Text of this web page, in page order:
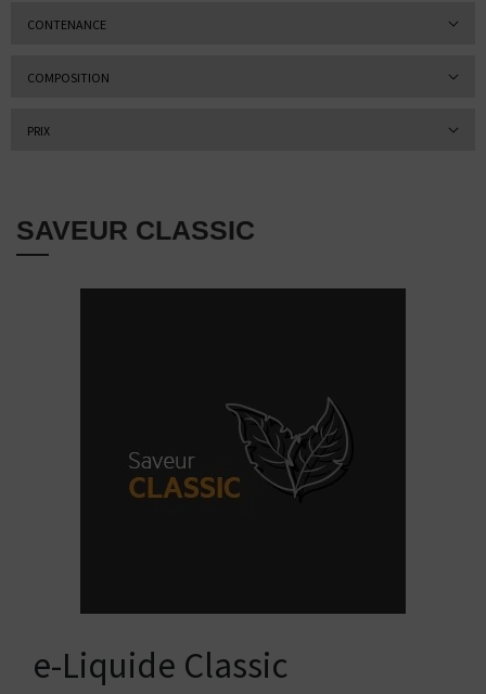
CONTENANCE
COMPOSITION
PRIX
SAVEUR CLASSIC
e-Liquide Classic